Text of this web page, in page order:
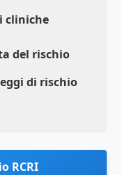
cliniche
del rischio
di rischio
RCRI